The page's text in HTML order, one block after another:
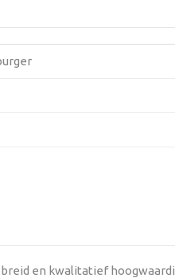
en kwalitatief